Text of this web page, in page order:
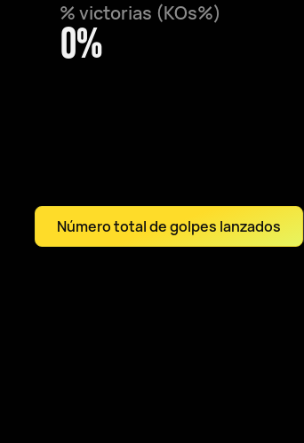
% victorias (KOs%)
0%
Número total de golpes lanzados